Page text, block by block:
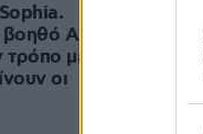
AI
τρόπο με
οι